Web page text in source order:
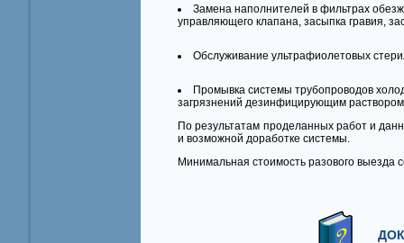
Замена наполнителей в фильтрах
управляющего клапана, засыпка гравия,
Обслуживание ультрафиолетовых
Промывка системы трубопроводов
загрязнений дезинфицирующим
По результатам проделанных работ и
и возможной доработке системы.
Минимальная стоимость разового выезда